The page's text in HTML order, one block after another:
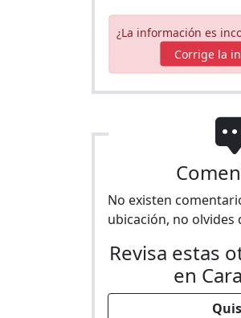
¿La información es
Corrige la
No existen
ubicación, no olvides
Revisa estas
en